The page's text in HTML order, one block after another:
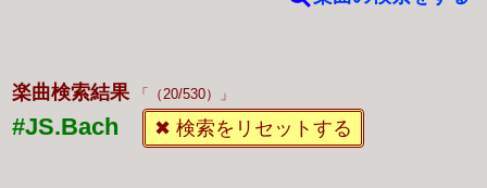
楽曲検索結果 （20/530）
#JS.Bach ✖ 検索をリセットする